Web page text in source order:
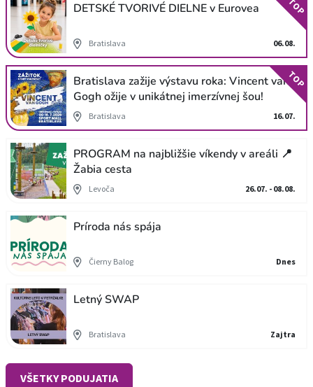
DETSKÉ TVORIVÉ DIELNE v Eurovea
Bratislava 06.08.
TOP
Bratislava zažije výstavu roka: Vincent van
Gogh ožije v unikátnej imerzívnej šou!
Bratislava 16.07.
TOP
PROGRAM na najbližšie víkendy v areáli 📍
Žabia cesta
Levoča 26.07. - 08.08.
Príroda nás spája
Čierny Balog Dnes
Letný SWAP
Bratislava Zajtra
VŠETKY PODUJATIA